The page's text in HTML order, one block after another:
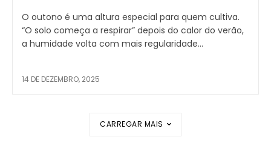
O outono é uma altura especial para quem cultiva.
“O solo começa a respirar” depois do calor do verão,
a humidade volta com mais regularidade...
14 DE DEZEMBRO, 2025
CARREGAR MAIS